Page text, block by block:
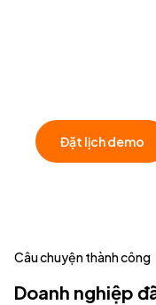
Đặt lịch demo
Câu chuyện thành công
Doanh nghiệp